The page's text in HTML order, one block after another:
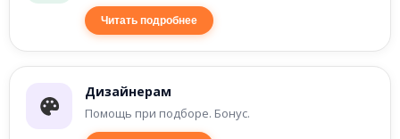
Читать подробнее
Дизайнерам
Помощь при подборе. Бонус.